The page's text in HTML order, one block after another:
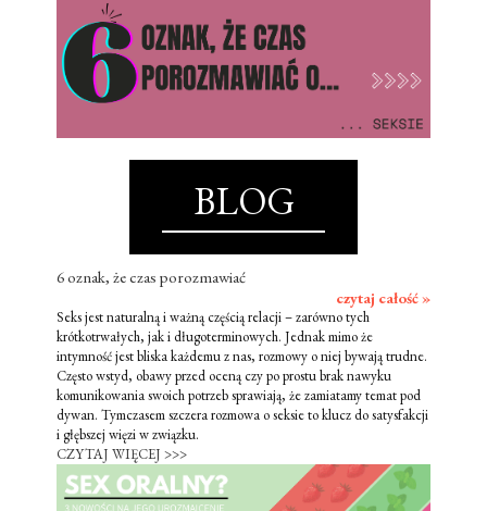
BLOG
6 oznak, że czas porozmawiać
czytaj całość »
Seks jest naturalną i ważną częścią relacji – zarówno tych
krótkotrwałych, jak i długoterminowych. Jednak mimo że
intymność jest bliska każdemu z nas, rozmowy o niej bywają trudne.
Często wstyd, obawy przed oceną czy po prostu brak nawyku
komunikowania swoich potrzeb sprawiają, że zamiatamy temat pod
dywan. Tymczasem szczera rozmowa o seksie to klucz do satysfakcji
i głębszej więzi w związku.
CZYTAJ WIĘCEJ >>>